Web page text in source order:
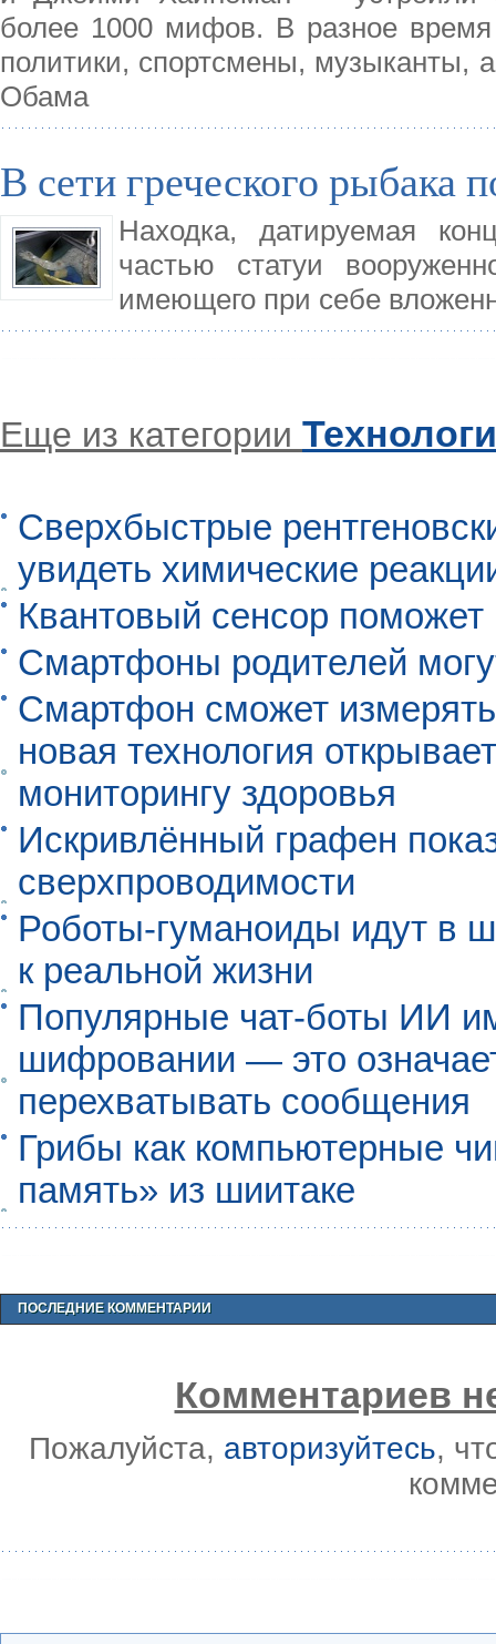
более 1000 мифов. В разное
политики, спортсмены, музыканты,
Обама
В сети греческого рыбака
Находка, датируемая
частью статуи
имеющего при себе
Еще из категории
Сверхбыстрые
увидеть химические
Квантовый сенсор
Смартфоны родителей
Смартфон сможет
новая технология
мониторингу здоровья
Искривлённый графен
сверхпроводимости
Роботы-гуманоиды идут в
к реальной жизни
Популярные чат-боты ИИ
шифровании — это
перехватывать сообщения
Грибы как компьютерные
память» из шиитаке
ПОСЛЕДНИЕ КОММЕНТАРИИ
Комментариев
Пожалуйста, авторизуйтесь,